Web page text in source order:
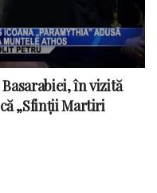
în vizită
„Sfinții Martiri